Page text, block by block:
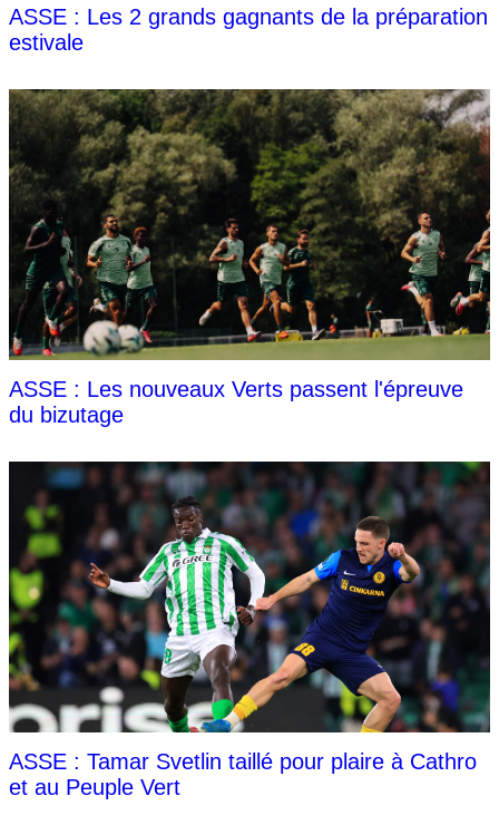
ASSE : Les 2 grands gagnants de la préparation
estivale
ASSE : Les nouveaux Verts passent l'épreuve
du bizutage
ASSE : Tamar Svetlin taillé pour plaire à Cathro
et au Peuple Vert